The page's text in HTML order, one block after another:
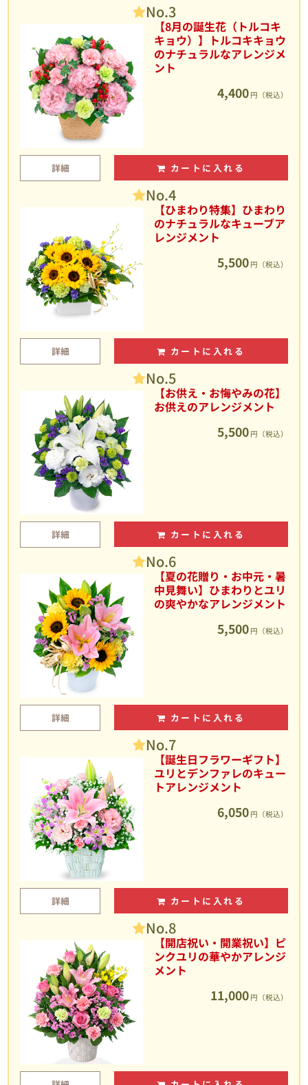
No.3
【8月の誕生花（トルコキ
キョウ）】トルコキキョウ
のナチュラルなアレンジメ
ント
4,400 円（税込）
詳細 カートに入れる
No.4
【ひまわり特集】ひまわり
のナチュラルなキューブア
レンジメント
5,500 円（税込）
詳細 カートに入れる
No.5
【お供え・お悔やみの花】
お供えのアレンジメント
5,500 円（税込）
詳細 カートに入れる
No.6
【夏の花贈り・お中元・暑
中見舞い】ひまわりとユリ
の爽やかなアレンジメント
5,500 円（税込）
詳細 カートに入れる
No.7
【誕生日フラワーギフト】
ユリとデンファレのキュー
トアレンジメント
6,050 円（税込）
詳細 カートに入れる
No.8
【開店祝い・開業祝い】ピ
ンクユリの華やかアレンジ
メント
11,000 円（税込）